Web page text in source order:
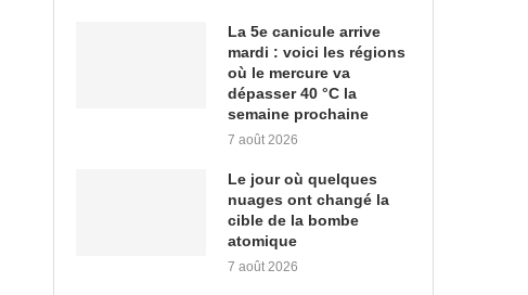
La 5e canicule arrive
mardi : voici les régions
où le mercure va
dépasser 40 °C la
semaine prochaine
7 août 2026
Le jour où quelques
nuages ont changé la
cible de la bombe
atomique
7 août 2026